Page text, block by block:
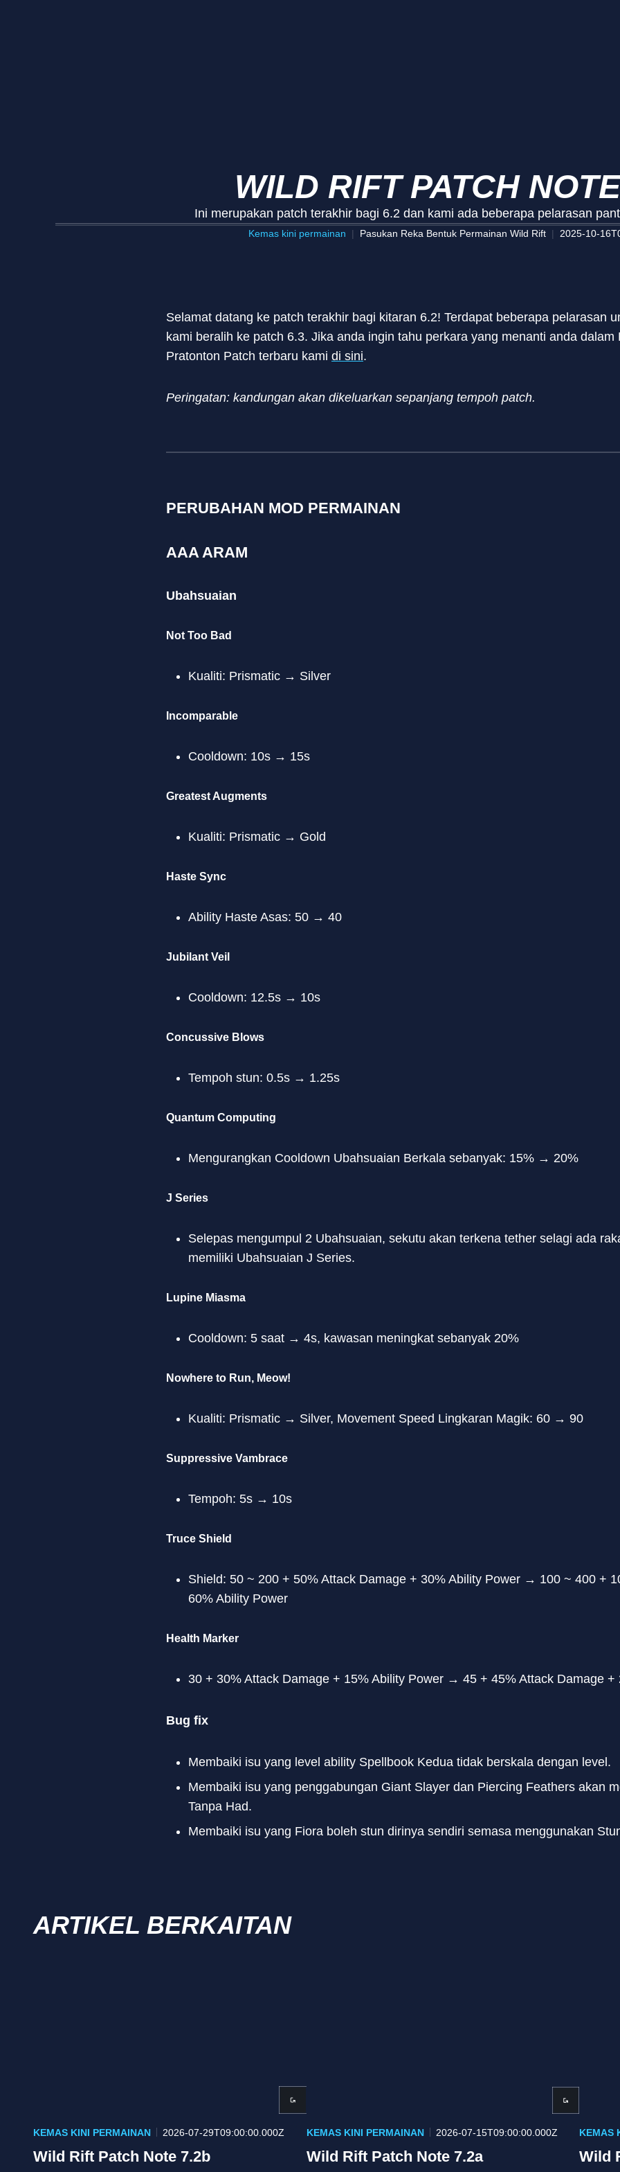
WILD RIFT PATCH
Ini merupakan patch terakhir bagi 6.2 dan kami ada beberapa pelarasan
Kemas kini permainan Pasukan Reka Bentuk Permainan Wild Rift 2025-10-
Selamat datang ke patch terakhir bagi kitaran 6.2! Terdapat beberapa pelarasan
kami beralih ke patch 6.3. Jika anda ingin tahu perkara yang menanti anda dalam
Pratonton Patch terbaru kami di sini.
Peringatan: kandungan akan dikeluarkan sepanjang tempoh patch.
PERUBAHAN MOD PERMAINAN
AAA ARAM
Ubahsuaian
Not Too Bad
Kualiti: Prismatic → Silver
Incomparable
Cooldown: 10s → 15s
Greatest Augments
Kualiti: Prismatic → Gold
Haste Sync
Ability Haste Asas: 50 → 40
Jubilant Veil
Cooldown: 12.5s → 10s
Concussive Blows
Tempoh stun: 0.5s → 1.25s
Quantum Computing
Mengurangkan Cooldown Ubahsuaian Berkala sebanyak: 15% → 20%
J Series
Selepas mengumpul 2 Ubahsuaian, sekutu akan terkena tether selagi ada
memiliki Ubahsuaian J Series.
Lupine Miasma
Cooldown: 5 saat → 4s, kawasan meningkat sebanyak 20%
Nowhere to Run, Meow!
Kualiti: Prismatic → Silver, Movement Speed Lingkaran Magik: 60 → 90
Suppressive Vambrace
Tempoh: 5s → 10s
Truce Shield
Shield: 50 ~ 200 + 50% Attack Damage + 30% Ability Power → 100 ~ 400 +
60% Ability Power
Health Marker
30 + 30% Attack Damage + 15% Ability Power → 45 + 45% Attack Damage +
Bug fix
Membaiki isu yang level ability Spellbook Kedua tidak berskala dengan level.
Membaiki isu yang penggabungan Giant Slayer dan Piercing Feathers akan
Tanpa Had.
Membaiki isu yang Fiora boleh stun dirinya sendiri semasa menggunakan
ARTIKEL BERKAITAN
KEMAS KINI PERMAINAN 2026-07-29T09:00:00.000Z
Wild Rift Patch Note 7.2b
KEMAS KINI PERMAINAN 2026-07-15T09:00:00.000Z
Wild Rift Patch Note 7.2a
KEMAS
Wild